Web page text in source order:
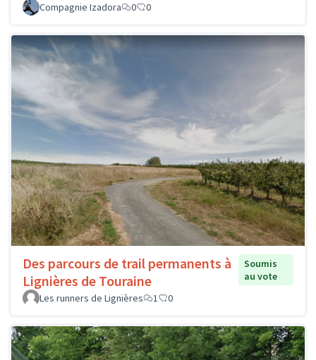
Compagnie Izadora
0 0
Des parcours de trail permanents à
Lignières de Touraine
Soumis
au vote
Les runners de Lignières
1 0